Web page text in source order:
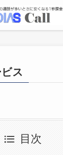
ス
目次